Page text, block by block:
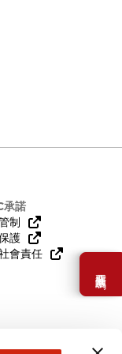
需要幫助嗎？
承諾
制
護
會責任